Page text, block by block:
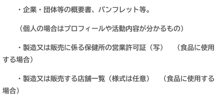
・企業・団体等の概要書、パンフレット等。
（個人の場合はプロフィールや活動内容が分かるもの）
・製造又は販売に係る保健所の営業許可証（写） （食品に使用
する場合）
・製造又は販売する店舗一覧（様式は任意） （食品に使用する
場合）